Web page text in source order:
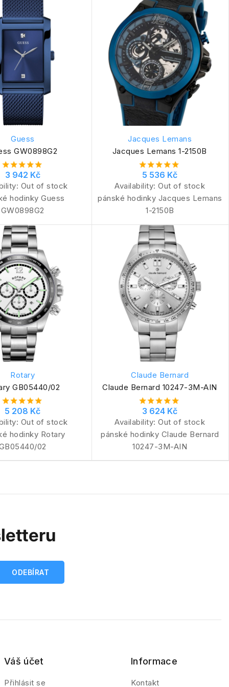
Guess
GW0898G2
3 942 Kč
Out of stock
hodinky Guess
GW0898G2
Jacques Lemans
Jacques Lemans 1-2150B
5 536 Kč
Availability:Out of stock
pánské hodinky Jacques Lemans
1-2150B
Rotary
GB05440/02
5 208 Kč
Out of stock
hodinky Rotary
02
Claude Bernard
Claude Bernard 10247-3M-AIN
3 624 Kč
Availability:Out of stock
pánské hodinky Claude Bernard
10247-3M-AIN
Váš účet
Přihlásit se
Informace
Kontakt